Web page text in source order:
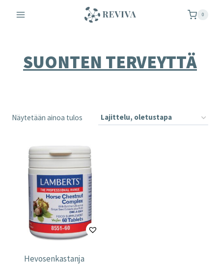
sisältöön
0
SUONTEN TERVEYTTÄ
Näytetään ainoa tulos
Hevosenkastanja